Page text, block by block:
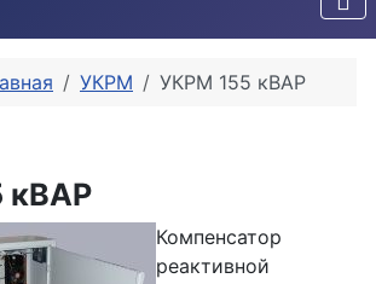
УКРМ УКРМ 155 кВАР
кВАР
Компенсатор
реактивной